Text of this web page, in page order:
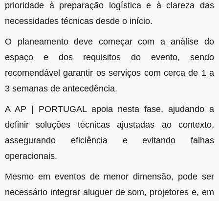
prioridade à preparação logística e à clareza das
necessidades técnicas desde o início.
O planeamento deve começar com a análise do
espaço e dos requisitos do evento, sendo
recomendável garantir os serviços com cerca de 1 a
3 semanas de antecedência.
A AP | PORTUGAL apoia nesta fase, ajudando a
definir soluções técnicas ajustadas ao contexto,
assegurando eficiência e evitando falhas
operacionais.
Mesmo em eventos de menor dimensão, pode ser
necessário integrar aluguer de som, projetores e, em